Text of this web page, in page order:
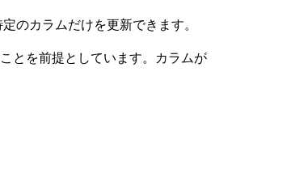
のカラムだけを更新できます。
とを前提としています。カラムが